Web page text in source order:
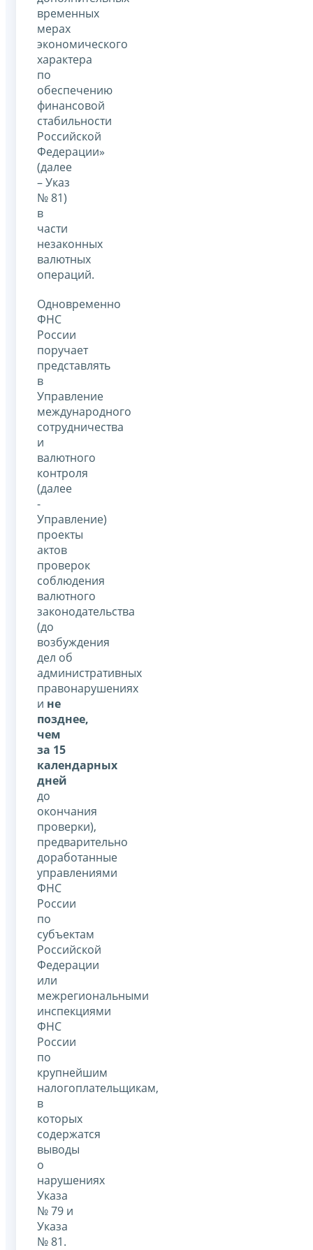
временных
мерах
экономического
характера
по
обеспечению
финансовой
стабильности
Российской
Федерации»
(далее
– Указ
№ 81)
в
части
незаконных
валютных
операций.
Одновременно
ФНС
России
поручает
представлять
в
Управление
международного
сотрудничества
и
валютного
контроля
(далее
-
Управление)
проекты
актов
проверок
соблюдения
валютного
законодательства
(до
возбуждения
дел об
административных
правонарушениях
и не
позднее,
чем
за 15
календарных
дней
до
окончания
проверки),
предварительно
доработанные
управлениями
ФНС
России
по
субъектам
Российской
Федерации
или
межрегиональными
инспекциями
ФНС
России
по
крупнейшим
налогоплательщикам,
в
которых
содержатся
выводы
о
нарушениях
Указа
№ 79 и
Указа
№ 81.